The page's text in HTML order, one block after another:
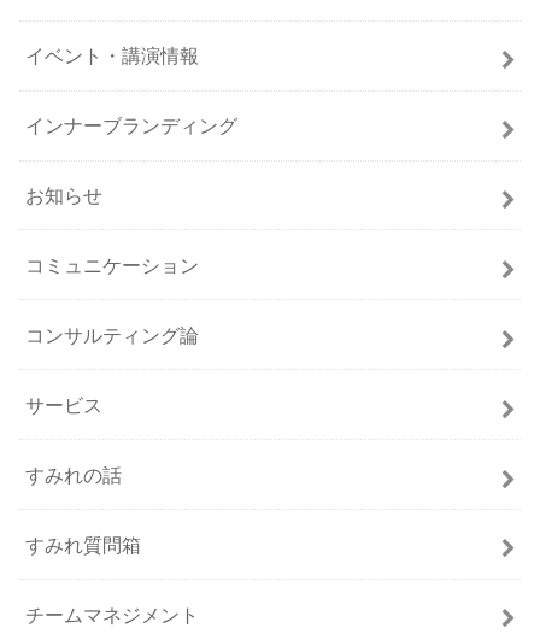
イベント・講演情報
インナーブランディング
お知らせ
コミュニケーション
コンサルティング論
サービス
すみれの話
すみれ質問箱
チームマネジメント